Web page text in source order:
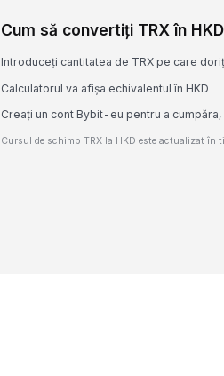
Cum să convertiți TRX în HKD
Introduceți cantitatea de TRX pe care
Calculatorul va afișa echivalentul în HKD
Creați un cont Bybit-eu pentru a
Cursul de schimb TRX la HKD este actualizat în